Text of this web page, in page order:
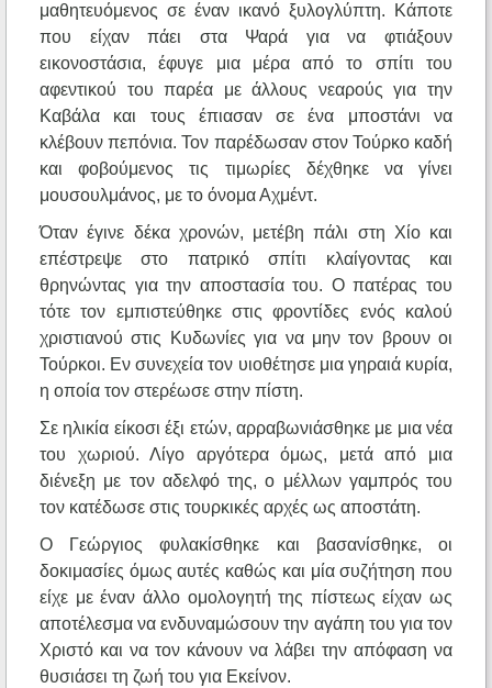
μαθητευόμενος σε έναν ικανό ξυλογλύπτη. Κάποτε
που είχαν πάει στα Ψαρά για να φτιάξουν
εικονοστάσια, έφυγε μια μέρα από το σπίτι του
αφεντικού του παρέα με άλλους νεαρούς για την
Καβάλα και τους έπιασαν σε ένα μποστάνι να
κλέβουν πεπόνια. Τον παρέδωσαν στον Τούρκο καδή
και φοβούμενος τις τιμωρίες δέχθηκε να γίνει
μουσουλμάνος, με το όνομα Αχμέντ.
Όταν έγινε δέκα χρονών, μετέβη πάλι στη Χίο και
επέστρεψε στο πατρικό σπίτι κλαίγοντας και
θρηνώντας για την αποστασία του. Ο πατέρας του
τότε τον εμπιστεύθηκε στις φροντίδες ενός καλού
χριστιανού στις Κυδωνίες για να μην τον βρουν οι
Τούρκοι. Εν συνεχεία τον υιοθέτησε μια γηραιά κυρία,
η οποία τον στερέωσε στην πίστη.
Σε ηλικία είκοσι έξι ετών, αρραβωνιάσθηκε με μια νέα
του χωριού. Λίγο αργότερα όμως, μετά από μια
διένεξη με τον αδελφό της, ο μέλλων γαμπρός του
τον κατέδωσε στις τουρκικές αρχές ως αποστάτη.
Ο Γεώργιος φυλακίσθηκε και βασανίσθηκε, οι
δοκιμασίες όμως αυτές καθώς και μία συζήτηση που
είχε με έναν άλλο ομολογητή της πίστεως είχαν ως
αποτέλεσμα να ενδυναμώσουν την αγάπη του για τον
Χριστό και να τον κάνουν να λάβει την απόφαση να
θυσιάσει τη ζωή του για Εκείνον.